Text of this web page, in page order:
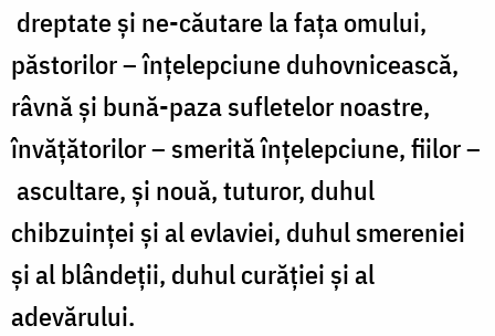
dreptate şi ne-căutare la faţa omului,
păstorilor – înţelepciune duhovnicească,
râvnă şi bună-paza sufletelor noastre,
învăţătorilor – smerită înţelepciune, fiilor –
ascultare, şi nouă, tuturor, duhul
chibzuinţei şi al evlaviei, duhul smereniei
şi al blândeţii, duhul curăţiei şi al
adevărului.